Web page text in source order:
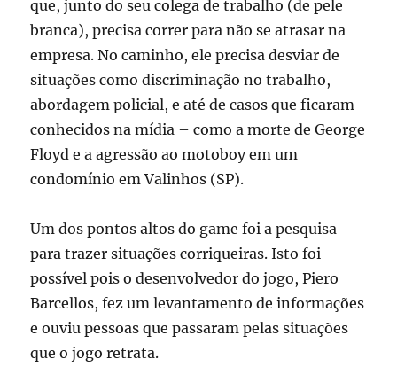
que, junto do seu colega de trabalho (de pele
branca), precisa correr para não se atrasar na
empresa. No caminho, ele precisa desviar de
situações como discriminação no trabalho,
abordagem policial, e até de casos que ficaram
conhecidos na mídia – como a morte de George
Floyd e a agressão ao motoboy em um
condomínio em Valinhos (SP).
Um dos pontos altos do game foi a pesquisa
para trazer situações corriqueiras. Isto foi
possível pois o desenvolvedor do jogo, Piero
Barcellos, fez um levantamento de informações
e ouviu pessoas que passaram pelas situações
que o jogo retrata.